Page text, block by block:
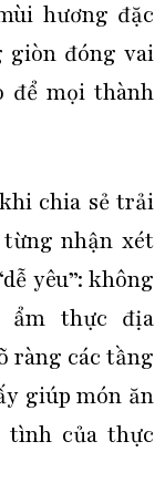
hương đặc
đóng vai
để mọi thành
chia sẻ trải
nhận xét
yêu”: không
ẩm thực địa
ràng các tầng
giúp món ăn
tình của thực